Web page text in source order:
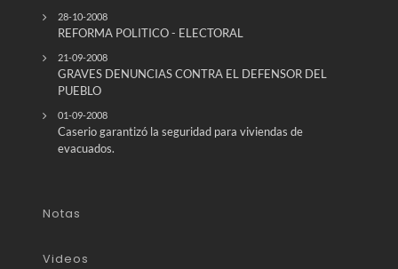
28-10-2008
REFORMA POLITICO - ELECTORAL
21-09-2008
GRAVES DENUNCIAS CONTRA EL DEFENSOR DEL
PUEBLO
01-09-2008
Caserio garantizó la seguridad para viviendas de
evacuados.
Notas
Videos